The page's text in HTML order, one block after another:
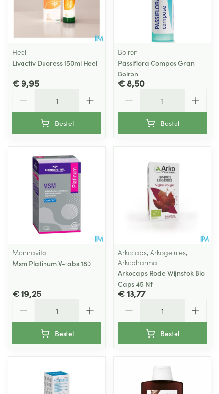
Heel
Livactiv Duoress 150ml Heel
€ 9,95
Bestel
Boiron
Passiflora Compos Gran
Boiron
€ 8,50
Bestel
Mannavital
Msm Platinum V-tabs 180
€ 19,25
Bestel
Arkocaps, Arkogelules,
Arkopharma
Arkocaps Rode Wijnstok Bio
Caps 45 Nf
€ 13,77
Bestel